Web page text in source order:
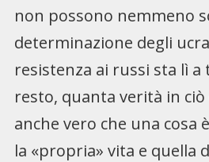
non possono nemmeno
determinazione degli
resistenza ai russi sta lì
resto, quanta verità in ciò
anche vero che una cosa
la «propria» vita e quella